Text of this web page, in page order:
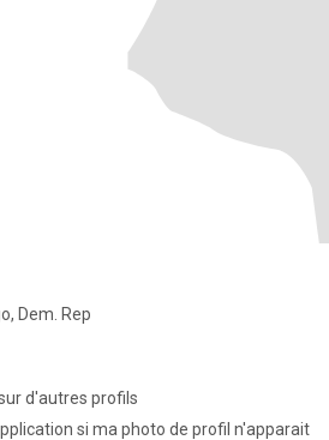
Dem. Rep
d'autres profils
si ma photo de profil n'apparait